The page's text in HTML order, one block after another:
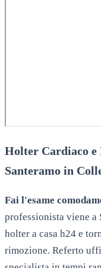
Holter Cardiaco e
Santeramo in
Fai l'esame
professionista viene a
holter a casa h24 e
rimozione. Referto